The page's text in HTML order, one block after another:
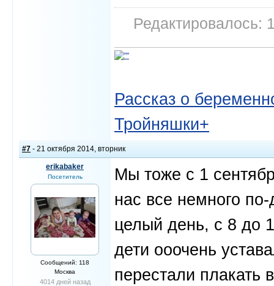
Редактировалось:
Рассказ о
Тройняшки+
#7 - 21 октября 2014, вторник
erikabaker
Посетитель
Сообщений: 118
Москва
4014 дней назад
Мы тоже с 1
нас все немного
целый день, с 8 до
дети ооочень
перестали плакать